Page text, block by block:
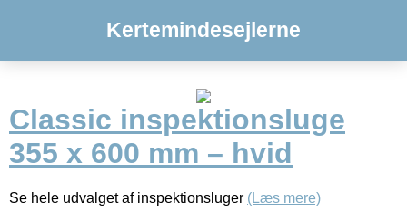
Kertemindesejlerne
Classic inspektionsluge
355 x 600 mm – hvid
Se hele udvalget af inspektionsluger (Læs mere)